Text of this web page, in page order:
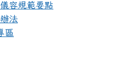
容規範要點
uploads/
法
區